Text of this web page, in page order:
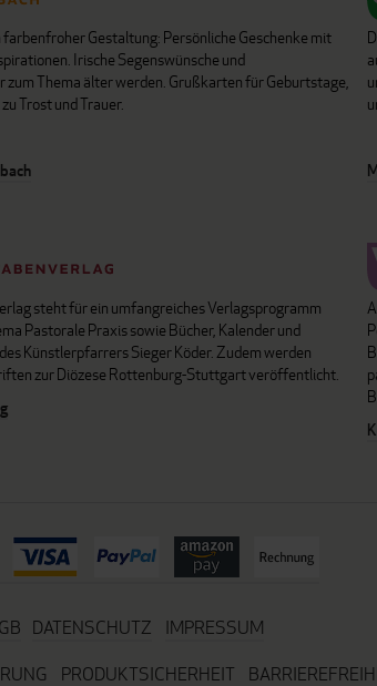
Gestaltung: Persönliche Geschenke mit
Irische Segenswünsche und
zum Thema älter werden. Grußkarten für Geburtstage,
Trost und Trauer.
steht für ein umfangreiches Verlagsprogramm
Pastorale Praxis sowie Bücher, Kalender und
Künstlerpfarrers Sieger Köder. Zudem werden
zur Diözese Rottenburg-Stuttgart veröffentlicht.
DATENSCHUTZ
IMPRESSUM
PRODUKTSICHERHEIT